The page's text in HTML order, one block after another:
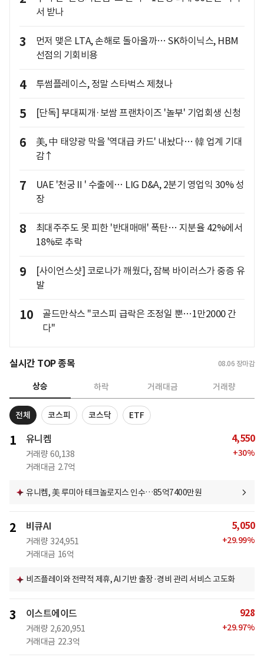
서 받나
3
먼저 맺은 LTA, 손해로 돌아올까… SK하이닉스, HBM
선점의 기회비용
4 투썸플레이스, 정말 스타벅스 제쳤나
5 [단독] 부대찌개·보쌈 프랜차이즈 '놀부' 기업회생 신청
6
美, 中 태양광 막을 '역대급 카드' 내놨다… 韓 업계 기대
감↑
7
UAE '천궁Ⅱ' 수출에… LIG D&A, 2분기 영업익 30% 성
장
8
최대주주도 못 피한 '반대매매' 폭탄… 지분율 42%에서
18%로 추락
9
[사이언스샷] 코로나가 깨웠다, 잠복 바이러스가 중증 유
발
10
골드만삭스 "코스피 급락은 조정일 뿐…1만2000 간
다"
실시간 TOP 종목 08.06 장마감
상승 하락 거래대금 거래량
전체 코스피 코스닥 ETF
1 유니켐
거래량 60,138
거래대금 2.7억
4,550
+30%
유니켐, 美 루미아 테크놀로지스 인수…85억7400만원
2 비큐AI
거래량 324,951
거래대금 16억
5,050
+29.99%
비즈플레이와 전략적 제휴, AI 기반 출장·경비 관리 서비스 고도화
3 이스트에이드
거래량 2,620,951
거래대금 22.3억
928
+29.97%